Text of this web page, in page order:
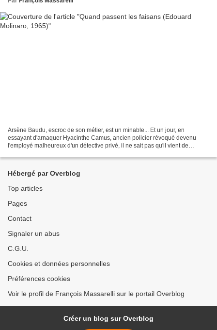
Arsène Baudu, escroc de son métier, est un minable... Et un jour, en
essayant d'arnaquer Hyacinthe Camus, ancien policier révoqué devenu
l'employé malheureux d'un détective privé, il ne sait pas qu'il vient de
Hébergé par Overblog
Top articles
Pages
Contact
Signaler un abus
C.G.U.
Cookies et données personnelles
Préférences cookies
Voir le profil de François Massarelli sur le portail Overblog
Créer un blog sur Overblog